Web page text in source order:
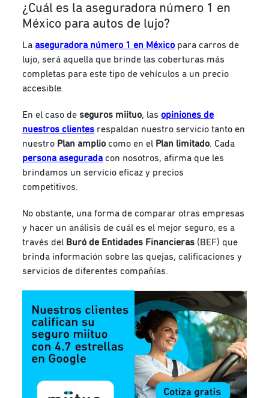
¿Cuál es la aseguradora número 1 en
México para autos de lujo?
La aseguradora número 1 en México para carros de
lujo, será aquella que brinde las coberturas más
completas para este tipo de vehículos a un precio
accesible.
En el caso deseguros miituo, lasopiniones de
nuestros clientes respaldan nuestro servicio tanto en
nuestro Plan amplio como en el Plan limitado. Cada
persona asegurada con nosotros, afirma que les
brindamos un servicio eficaz y precios
competitivos.
No obstante, una forma de comparar otras empresas
y hacer un análisis de cuál es el mejor seguro, es a
través del Buró de Entidades Financieras (BEF) que
brinda información sobre las quejas, calificaciones y
servicios de diferentes compañías.